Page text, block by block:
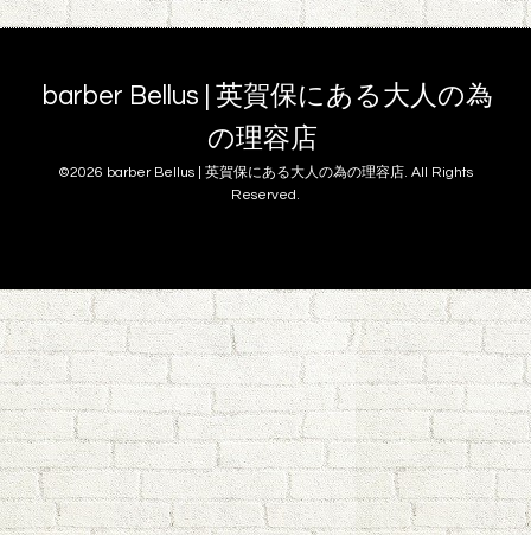
barber Bellus | 英賀保にある大人の為
の理容店
©2026 barber Bellus | 英賀保にある大人の為の理容店. All Rights
Reserved.